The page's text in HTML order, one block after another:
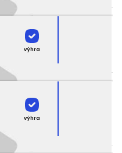
výhra
výhra